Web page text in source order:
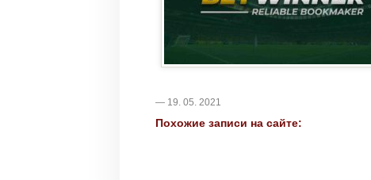
— 19. 05. 2021
Похожие записи на сайте: